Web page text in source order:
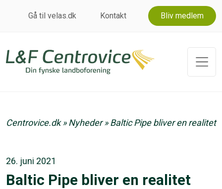
Gå til velas.dk Kontakt Bliv medlem
Centrovice.dk»Nyheder»Baltic Pipe bliver en realitet
26. juni 2021
Baltic Pipe bliver en realitet